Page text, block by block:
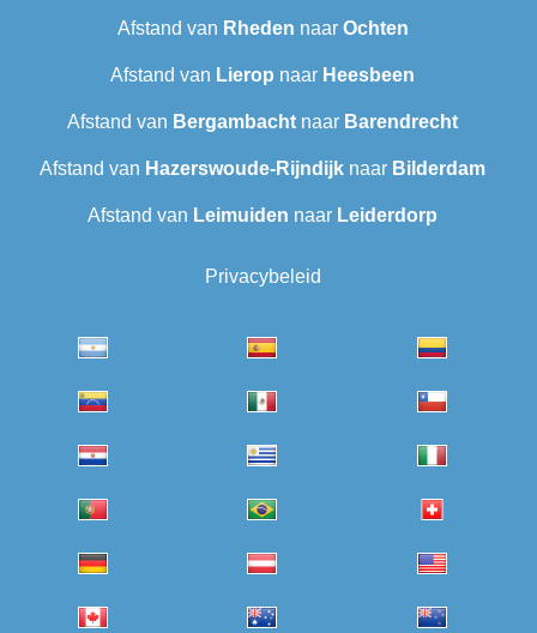
Afstand van Rheden naar Ochten
Afstand van Lierop naar Heesbeen
Afstand van Bergambacht naar Barendrecht‎
Afstand van Hazerswoude-Rijndijk naar Bilderdam
Afstand van Leimuiden naar Leiderdorp
Privacybeleid